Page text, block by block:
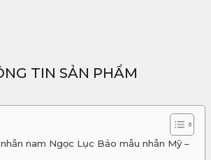
TIN SẢN PHẨM
nam Ngọc Lục Bảo mẫu nhẫn Mỹ –